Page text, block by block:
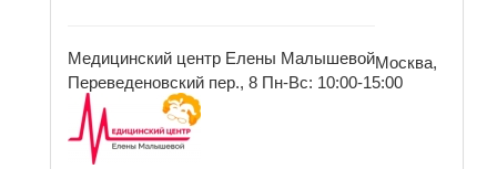
Медицинский центр Елены МалышевойМосква,
Переведеновский пер., 8 Пн-Вс: 10:00-15:00